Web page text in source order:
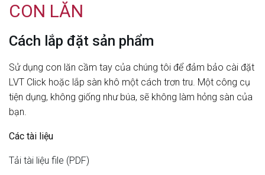
CON LĂN
Cách lắp đặt sản phẩm
Sử dụng con lăn cầm tay của chúng tôi để đảm bảo cài đặt
LVT Click hoặc lắp sàn khô một cách trơn tru. Một công cụ
tiện dụng, không giống như búa, sẽ không làm hỏng sàn của
bạn.
Các tài liệu
Tải tài liệu file (PDF)